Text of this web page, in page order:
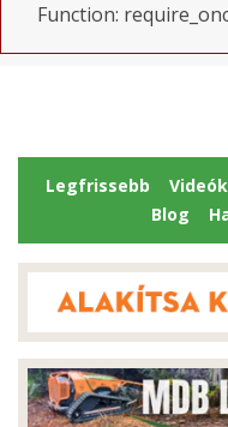
Function:
Legfrissebb Videók
Blog